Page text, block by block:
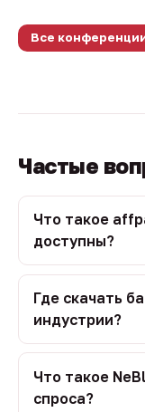
Все
Частые
Что такое
доступны?
Где скачать
индустрии?
Что такое
спроса?